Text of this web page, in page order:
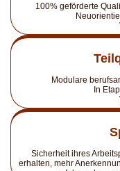
100% geförderte
Modulare
In
Sicherheit ihres
erhalten, mehr